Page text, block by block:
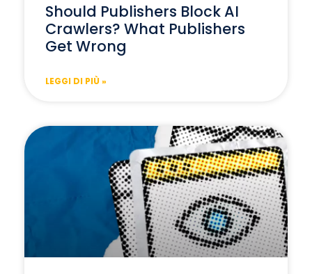
Should Publishers Block AI
Crawlers? What Publishers
Get Wrong
LEGGI DI PIÙ »